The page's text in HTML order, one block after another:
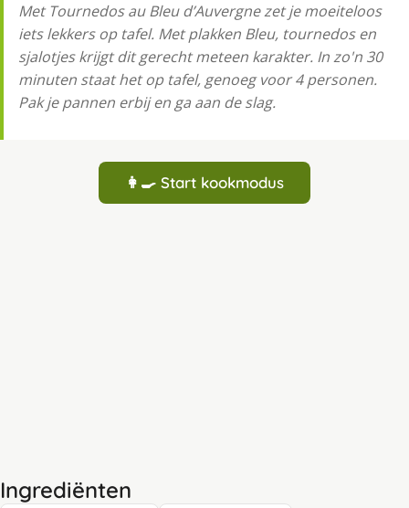
Met Tournedos au Bleu d’Auvergne zet je moeiteloos
iets lekkers op tafel. Met plakken Bleu, tournedos en
sjalotjes krijgt dit gerecht meteen karakter. In zo'n 30
minuten staat het op tafel, genoeg voor 4 personen.
Pak je pannen erbij en ga aan de slag.
👩‍🍳 Start kookmodus
Ingrediënten